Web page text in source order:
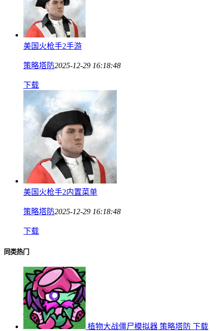
美国火枪手2手游
策略塔防2025-12-29 16:18:48
下载
美国火枪手2内置菜单
策略塔防2025-12-29 16:18:48
下载
同类热门
植物大战僵尸模拟器 策略塔防 下载